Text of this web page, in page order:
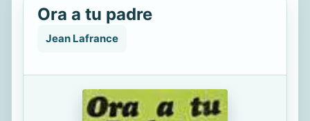
Ora a tu padre
Jean Lafrance